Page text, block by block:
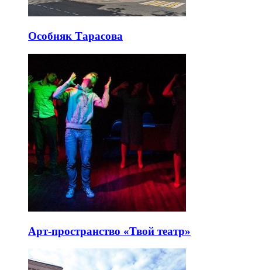
Особняк Тарасова
Арт-пространство «Твой театр»